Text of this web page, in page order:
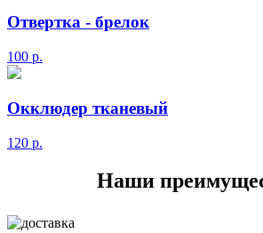
Отвертка - брелок
100 р.
Окклюдер тканевый
120 р.
Наши